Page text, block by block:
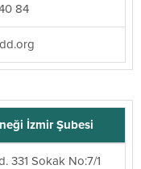
84
İzmir Şubesi
331 Sokak No:7/1